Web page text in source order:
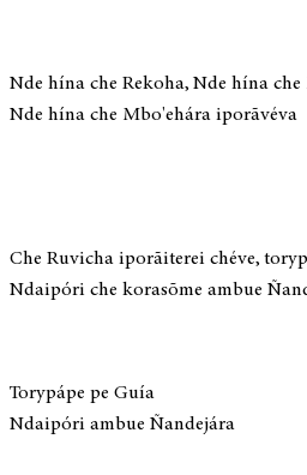
Nde hína che Rekoha, Nde hína
Nde hína che Mbo'ehára iporãvéva
Che Ruvicha iporãiterei chéve,
Ndaipóri che korasõme ambue
Torypápe pe Guía
Ndaipóri ambue Ñandejára